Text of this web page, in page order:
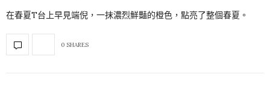
在春夏T台上早見端倪，一抹濃烈鮮豔的橙色，點亮了整個春夏。
0 SHARES